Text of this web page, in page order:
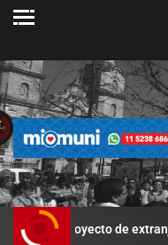
de extranjerización